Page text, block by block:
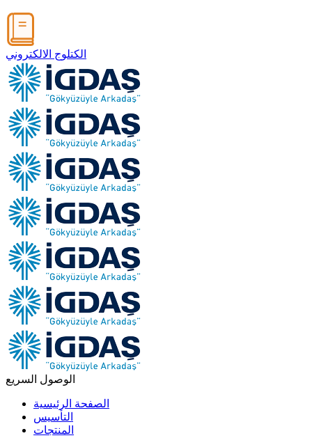
الكتلوج الالكتروني
الوصول السريع
الصفحة الرئيسية
التأسيس
المنتجات